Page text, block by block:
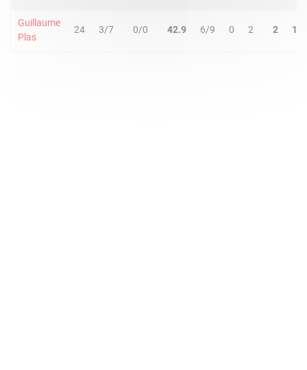
Guillaume
Plas
24 3/7 0/0 42.9 6/9 0 2 2 1